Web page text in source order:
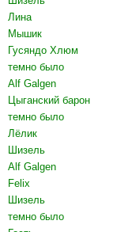
Лина
Мышик
Гусяндо Хлюм
темно было
Alf Galgen
Цыганский барон
темно было
Лёлик
Шизель
Alf Galgen
Felix
Шизель
темно было